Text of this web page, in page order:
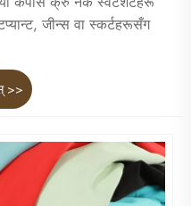
जीन्स वा स्कर्टहरूसँग
>>